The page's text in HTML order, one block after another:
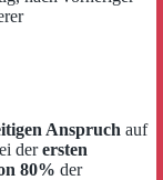
Anspruch auf
derersten
80% der